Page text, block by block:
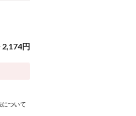
2,174円
について